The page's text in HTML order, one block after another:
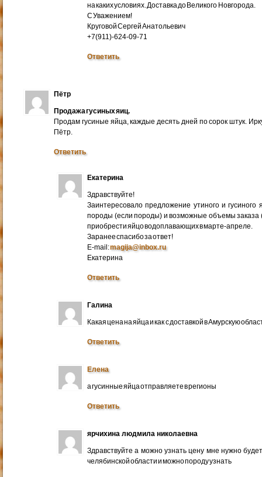
на каких условиях. Доставка до Великого Новгорода.
С Уважением!
Круговой Сергей Анатольевич
+7(911)-624-09-71
Ответить
Пётр
Продажа гусиных яиц.
Продам гусиные яйца, каждые десять дней по сорок штук.
Пётр.
Ответить
Екатерина
Здравствуйте!
Заинтересовало предложение утиного и
породы (если породы) и возможные объемы заказа
приобрести яйцо водоплавающих в марте-апреле.
Заранее спасибо за ответ!
E-mail:magija@inbox.ru
Екатерина
Ответить
Галина
Какая цена на яйца и как с доставкой в Амурскую
Ответить
Елена
а гусинные яйца отправляете в регионы
Ответить
ярчихина людмила николаевна
Здравствуйте а можно узнать цену мне нужно
челябинской области и можно породу узнать